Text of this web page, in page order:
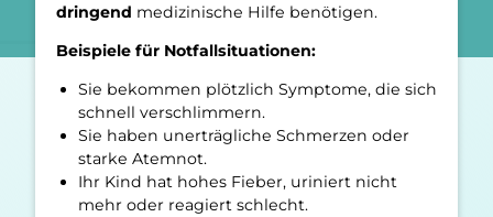
dringend medizinische Hilfe benötigen.
Beispiele für Notfallsituationen:
Sie bekommen plötzlich Symptome, die sich
schnell verschlimmern.
Sie haben unerträgliche Schmerzen oder
starke Atemnot.
Ihr Kind hat hohes Fieber, uriniert nicht
mehr oder reagiert schlecht.